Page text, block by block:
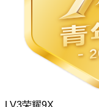
LV3荣耀9X